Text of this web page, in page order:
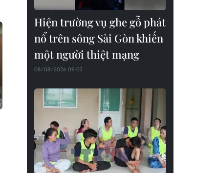
Hiện trường vụ ghe gỗ phát
nổ trên sông Sài Gòn khiến
một người thiệt mạng
08/08/2026 09:03